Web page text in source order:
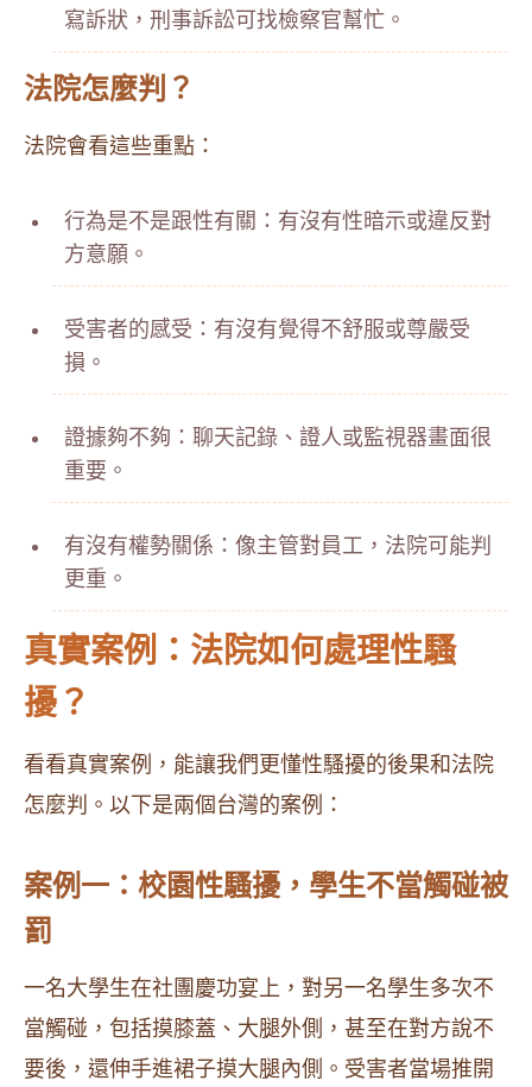
寫訴狀，刑事訴訟可找檢察官幫忙。
法院怎麼判？
法院會看這些重點：
行為是不是跟性有關：有沒有性暗示或違反對
方意願。
受害者的感受：有沒有覺得不舒服或尊嚴受
損。
證據夠不夠：聊天記錄、證人或監視器畫面很
重要。
有沒有權勢關係：像主管對員工，法院可能判
更重。
真實案例：法院如何處理性騷
擾？
看看真實案例，能讓我們更懂性騷擾的後果和法院
怎麼判。以下是兩個台灣的案例：
案例一：校園性騷擾，學生不當觸碰被
罰
一名大學生在社團慶功宴上，對另一名學生多次不
當觸碰，包括摸膝蓋、大腿外側，甚至在對方說不
要後，還伸手進裙子摸大腿內側。受害者當場推開